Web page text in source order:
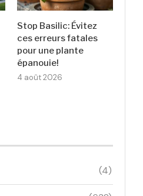
Stop Basilic: Évitez
ces erreurs fatales
pour une plante
épanouie!
4 août 2026
(4)